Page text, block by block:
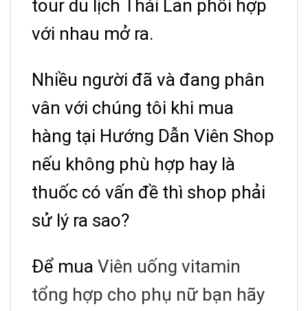
tour du lịch Thái Lan phối hợp
với nhau mở ra.
Nhiều người đã và đang phân
vân với chúng tôi khi mua
hàng tại Hướng Dẫn Viên Shop
nếu không phù hợp hay là
thuốc có vấn đề thì shop phải
sử lý ra sao?
Để mua Viên uống vitamin
tổng hợp cho phụ nữ bạn hãy